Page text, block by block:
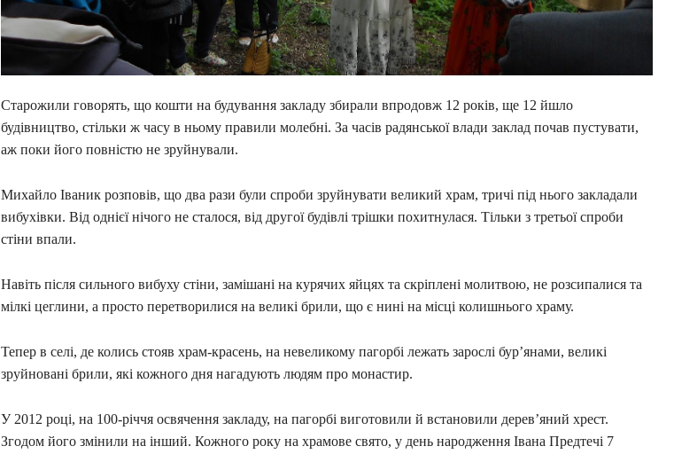
Старожили говорять, що кошти на будування закладу збирали впродовж 12 років, ще 12 йшло
будівництво, стільки ж часу в ньому правили молебні. За часів радянської влади заклад почав пустувати,
аж поки його повністю не зруйнували.
Михайло Іваник розповів, що два рази були спроби зруйнувати великий храм, тричі під нього закладали
вибухівки. Від однієї нічого не сталося, від другої будівлі трішки похитнулася. Тільки з третьої спроби
стіни впали.
Навіть після сильного вибуху стіни, замішані на курячих яйцях та скріплені молитвою, не розсипалися та
мілкі цеглини, а просто перетворилися на великі брили, що є нині на місці колишнього храму.
Тепер в селі, де колись стояв храм-красень, на невеликому пагорбі лежать зарослі бур’янами, великі
зруйновані брили, які кожного дня нагадують людям про монастир.
У 2012 році, на 100-річчя освячення закладу, на пагорбі виготовили й встановили дерев’яний хрест.
Згодом його змінили на інший. Кожного року на храмове свято, у день народження Івана Предтечі 7